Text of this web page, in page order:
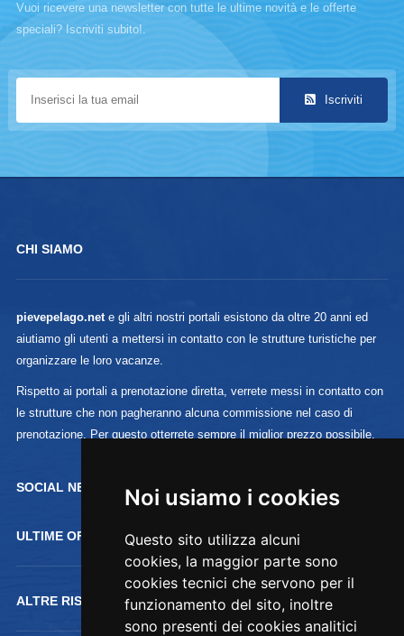
Noi usiamo i cookies
Questo sito utilizza alcuni
cookies, la maggior parte sono
cookies tecnici che servono per il
funzionamento del sito, inoltre
sono presenti dei cookies analitici
Vuoi ricevere una newsletter con tutte le ultime novità e le offerte
speciali? Iscriviti subito!.
Iscriviti
CHI SIAMO
pievepelago.nete gli altri nostri portali esistono da oltre 20 anni ed
aiutiamo gli utenti a mettersi in contatto con le strutture turistiche per
organizzare le loro vacanze.
Rispetto ai portali a prenotazione diretta, verrete messi in contatto con
le strutture che non pagheranno alcuna commissione nel caso di
prenotazione. Per questo otterrete sempre il miglior prezzo possibile.
SOCIAL NETWORK :
ULTIME OFFERTE
ALTRE RISORSE